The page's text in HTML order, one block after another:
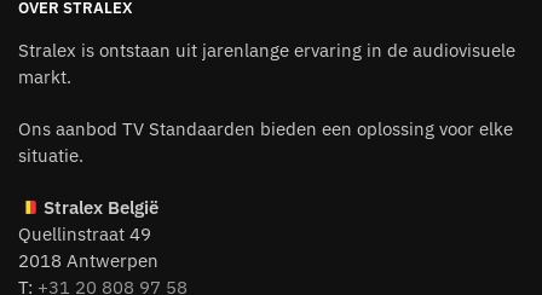
OVER STRALEX
Stralex is ontstaan uit jarenlange ervaring in de audiovisuele
markt.
Ons aanbod TV Standaarden bieden een oplossing voor elke
situatie.
Stralex België
Quellinstraat 49
2018 Antwerpen
T: +31 20 808 97 58